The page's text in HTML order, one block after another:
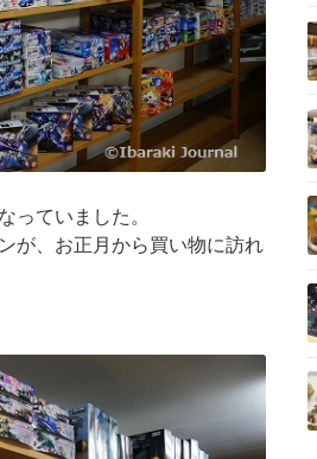
っていました。
が、お正月から買い物に訪れ